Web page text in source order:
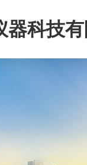
器科技